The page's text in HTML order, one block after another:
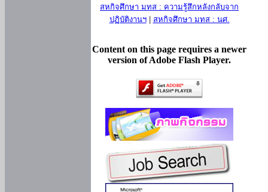
สหกิจศึกษา มทส : ความรู้สึกหลังกลับจาก
ปฏิบัติงานฯ| สหกิจศึกษา มทส : นศ.
Content on this page requires a newer
version of Adobe Flash Player.